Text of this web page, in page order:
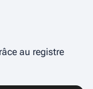
au registre